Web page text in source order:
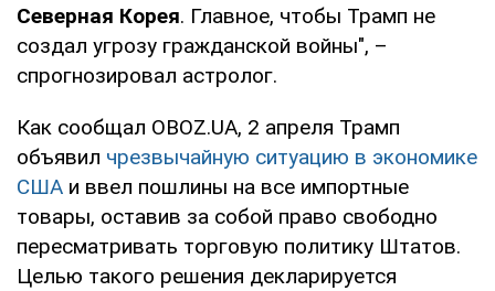
Северная Корея. Главное, чтобы Трамп не
создал угрозу гражданской войны", –
спрогнозировал астролог.
Как сообщал OBOZ.UA, 2 апреля Трамп
объявил чрезвычайную ситуацию в экономике
США и ввел пошлины на все импортные
товары, оставив за собой право свободно
пересматривать торговую политику Штатов.
Целью такого решения декларируется